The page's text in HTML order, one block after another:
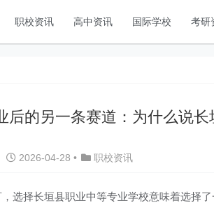
职校资讯 高中资讯 国际学校 考研
后的另一条赛道：为什么说
2026-04-28 • 职校资讯
选择长垣县职业中等专业学校意味着选择